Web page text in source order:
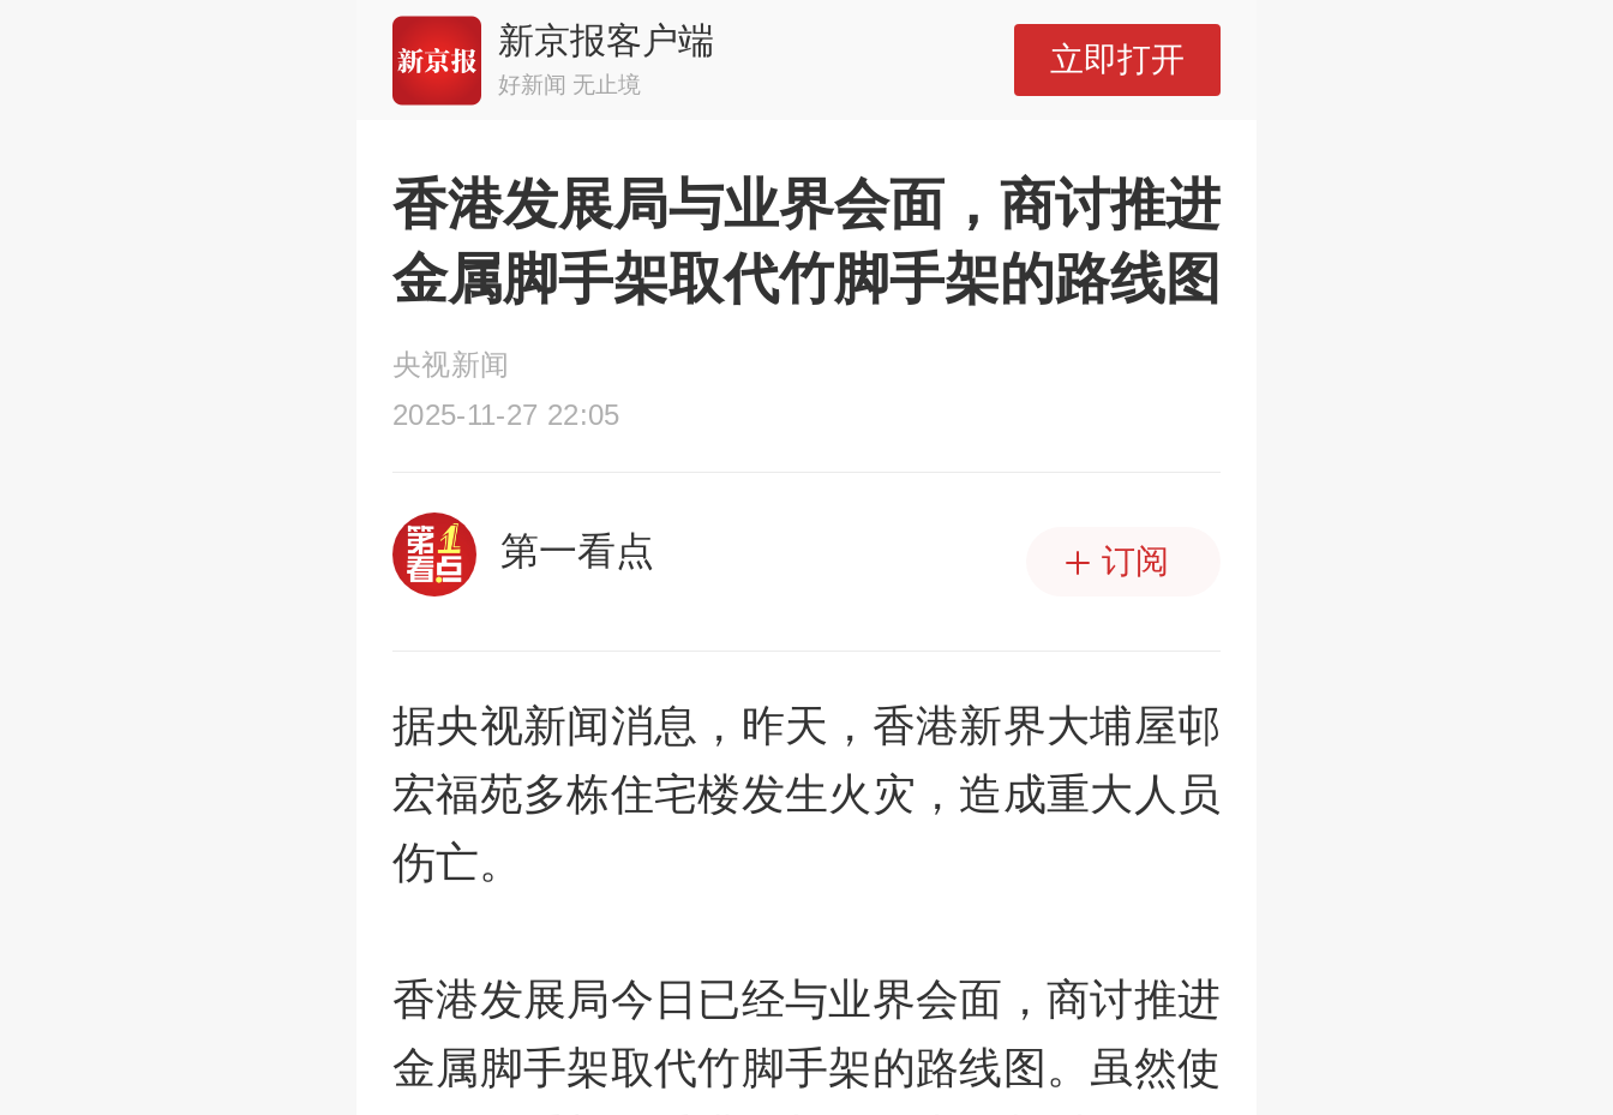
新京报客户端
好新闻 无止境
立即打开
香港发展局与业界会面，商讨推进
金属脚手架取代竹脚手架的路线图
央视新闻
2025-11-27 22:05
第一看点 订阅
据央视新闻消息，昨天，香港新界大埔屋邨
宏福苑多栋住宅楼发生火灾，造成重大人员
伤亡。
香港发展局今日已经与业界会面，商讨推进
金属脚手架取代竹脚手架的路线图。虽然使